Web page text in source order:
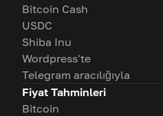
Bitcoin Cash
USDC
Shiba Inu
Wordpress'te
Telegram aracılığıyla
Fiyat Tahminleri
Bitcoin